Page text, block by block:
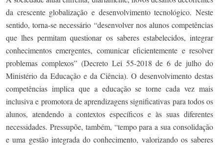
da crescente globalização e desenvolvimento tecnológico. Neste
sentido, torna-se necessário “desenvolver nos alunos competências
que lhes permitam questionar os saberes estabelecidos, integrar
conhecimentos emergentes, comunicar eficientemente e resolver
problemas complexos” (Decreto Lei 55-2018 de 6 de julho do
Ministério da Educação e da Ciência). O desenvolvimento destas
competências implica que a educação se torne cada vez mais
inclusiva e promotora de aprendizagens significativas para todos os
alunos, atendendo a contextos específicos e às suas diferentes
necessidades. Pressupõe, também, “tempo para a sua consolidação
e uma gestão integrada do conhecimento, valorizando os saberes